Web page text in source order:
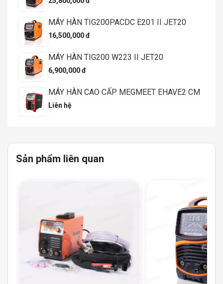
MÁY HÀN TIG200PACDC E201 II JET20
16,500,000 đ
MÁY HÀN TIG200 W223 II JET20
6,900,000 đ
MÁY HÀN CAO CẤP MEGMEET EHAVE2 CM
Liên hệ
Sản phẩm liên quan